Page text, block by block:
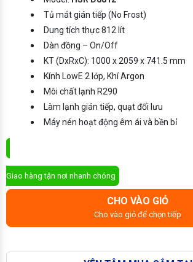
Tủ mát gián tiếp (No Frost)
Dung tích thực 812 lít
Dàn đồng – On/Off
KT (DxRxC): 1000 x 2059 x 741.5 mm
Kính LowE 2 lớp, Khí Argon
Môi chất lạnh R290
Làm lạnh gián tiếp, quạt đối lưu
Máy nén hoạt động êm ái và bền bỉ
Giao hàng tận nơi nhanh chóng
CHO VÀO GIỎ
Cho vào giỏ để chọn tiếp